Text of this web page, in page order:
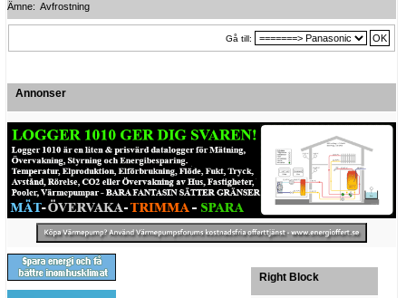
Ämne: Avfrostning
Gå till:
Annonser
Right Block